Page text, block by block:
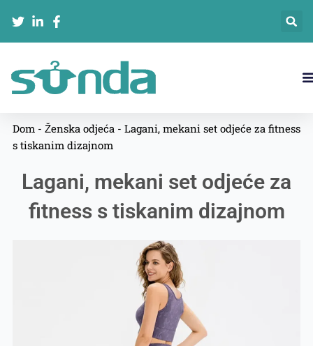
内
Dom - Ženska odjeća - Lagani, mekani set odjeće za fitness
s tiskanim dizajnom
Lagani, mekani set odjeće za
fitness s tiskanim dizajnom